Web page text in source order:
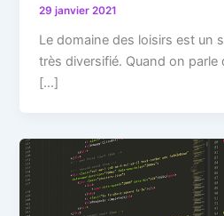
29 janvier 2021
Le domaine des loisirs est un
très diversifié. Quand on parle
[…]